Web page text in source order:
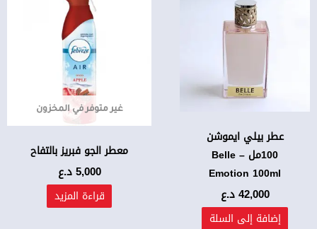
عطر بيلي ايموشن
100مل – Belle
Emotion 100ml
42,000د.ع
إضافة إلى السلة
غير متوفر في المخزون
معطر الجو فبريز بالتفاح
5,000د.ع
قراءة المزيد